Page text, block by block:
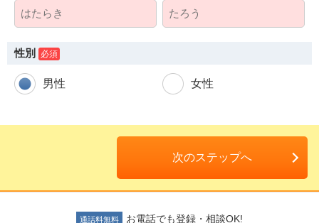
性別
男性 女性
次のステップへ
通話料無料 お電話でも登録・相談OK!
人材派遣のしくみ・メリット
お仕事の種類
仕事情報配信メール登録
よくあるご質問